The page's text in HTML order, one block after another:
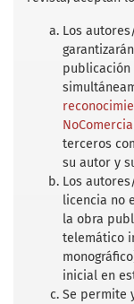
o
r
Los
publicación
terceros
su autor y
Los
licencia no
la obra
telemático
inicial en
Se permite